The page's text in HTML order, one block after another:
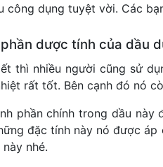
công dụng tuyệt vời. Các
dược tính của dầu
thì nhiều người cũng sử
rất tốt. Bên cạnh đó nó
phần chính trong dầu
đặc tính này nó được
nhé.